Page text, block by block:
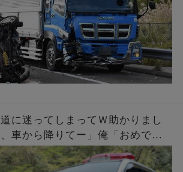
に迷ってしまってＷ助かりまし
車から降りてー」俺「おめでと
らも前科一犯だな。罰金50万払
えっ！」